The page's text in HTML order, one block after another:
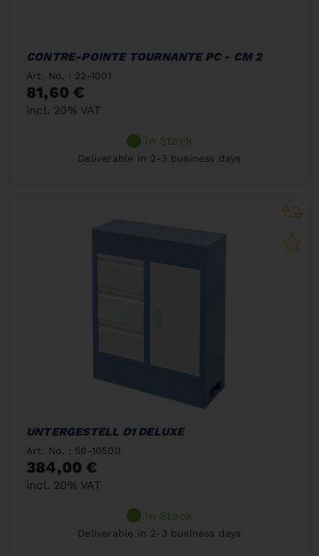
CONTRE-POINTE TOURNANTE PC - CM 2
Art. No. : 22-1001
81,60 €
incl. 20% VAT
In Stock
Deliverable in 2-3 business days
UNTERGESTELL D1 DELUXE
Art. No. : 56-10500
384,00 €
incl. 20% VAT
In Stock
Deliverable in 2-3 business days